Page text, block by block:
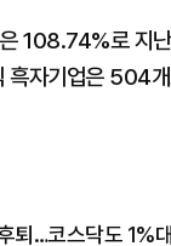
108.74%로 지
흑자기업은 504
퇴…코스닥도 1%